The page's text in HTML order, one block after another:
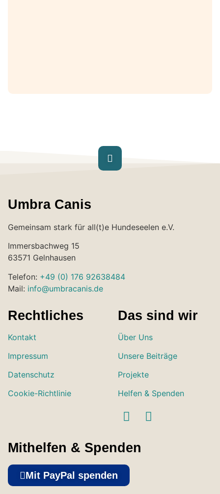
Umbra Canis
Gemeinsam stark für all(t)e Hundeseelen e.V.
Immersbachweg 15
63571 Gelnhausen
Telefon: +49 (0) 176 92638484
Mail: info@umbracanis.de
Rechtliches
Kontakt
Impressum
Datenschutz
Cookie-Richtlinie
Das sind wir
Über Uns
Unsere Beiträge
Projekte
Helfen & Spenden
Mithelfen & Spenden
Mit PayPal spenden